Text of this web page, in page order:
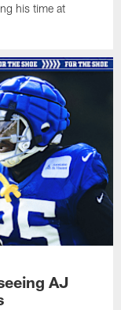
his time at
AJ